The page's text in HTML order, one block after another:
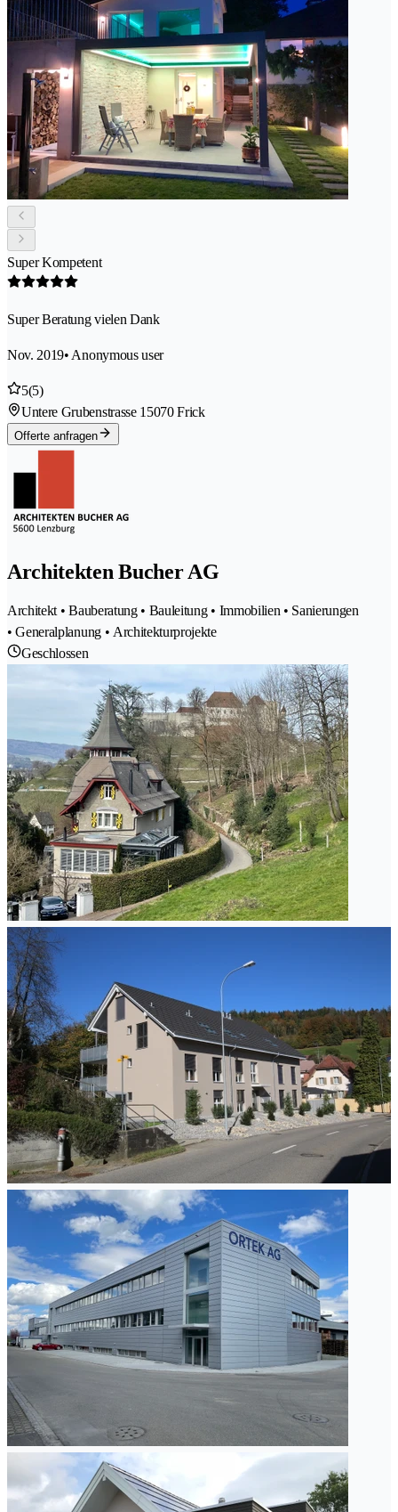
Super Kompetent
Super Beratung vielen Dank
Nov. 2019• Anonymous user
5(5)
Untere Grubenstrasse 1 5070 Frick
Offerte anfragen
Architekten Bucher AG
Architekt • Bauberatung • Bauleitung • Immobilien • Sanierungen
• Generalplanung • Architekturprojekte
Geschlossen